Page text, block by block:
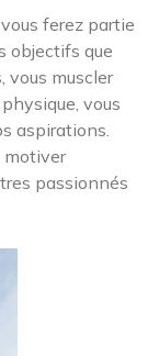
ferez partie
objectifs que
vous muscler
vous
aspirations.
motiver
passionnés